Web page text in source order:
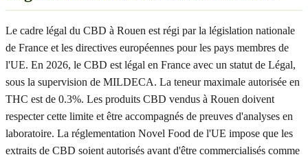
Le cadre légal du CBD à Rouen est régi par la législation nationale
de France et les directives européennes pour les pays membres de
l'UE. En 2026, le CBD est légal en France avec un statut de Légal,
sous la supervision de MILDECA. La teneur maximale autorisée en
THC est de 0.3%. Les produits CBD vendus à Rouen doivent
respecter cette limite et être accompagnés de preuves d'analyses en
laboratoire. La réglementation Novel Food de l'UE impose que les
extraits de CBD soient autorisés avant d'être commercialisés comme